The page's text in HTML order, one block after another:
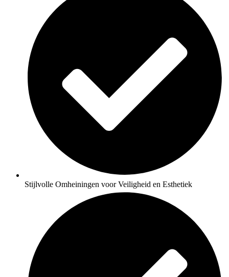
Stijlvolle Omheiningen voor Veiligheid en Esthetiek